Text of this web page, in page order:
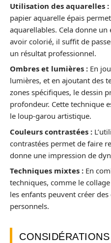
Utilisation des aquarelles :
papier aquarelle épais
aquarellables. Cela donne
avoir colorié, il suffit de
un résultat professionnel.
Ombres et lumières : En
lumières, et en ajoutant des
zones spécifiques, le dessin
profondeur. Cette technique
le loup-garou artistique.
Couleurs contrastées :
contrastées permet de faire
donne une impression de
Techniques mixtes : En
techniques, comme le
les enfants peuvent créer
personnels.